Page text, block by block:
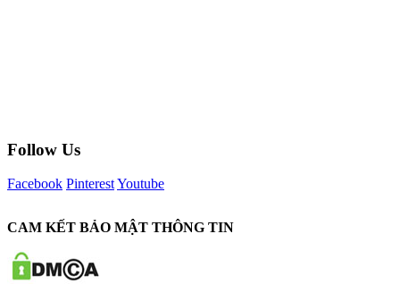
Follow Us
Facebook PinterestYoutube
CAM KẾT BẢO MẬT THÔNG TIN